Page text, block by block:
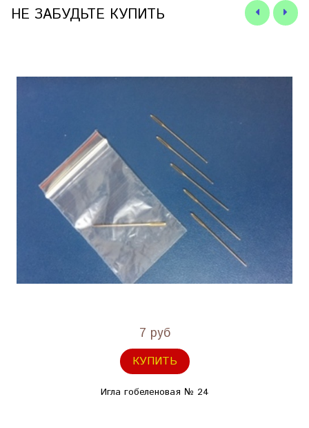
НЕ ЗАБУДЬТЕ КУПИТЬ
7 руб
КУПИТЬ
Игла гобеленовая № 24